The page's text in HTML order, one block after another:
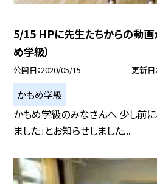
5/15 HPに先生たちからの動画
め学級）
公開日 2020/05/15 更新日
かもめ学級
かもめ学級のみなさんへ 少し前に
ました」とお知らせしました...